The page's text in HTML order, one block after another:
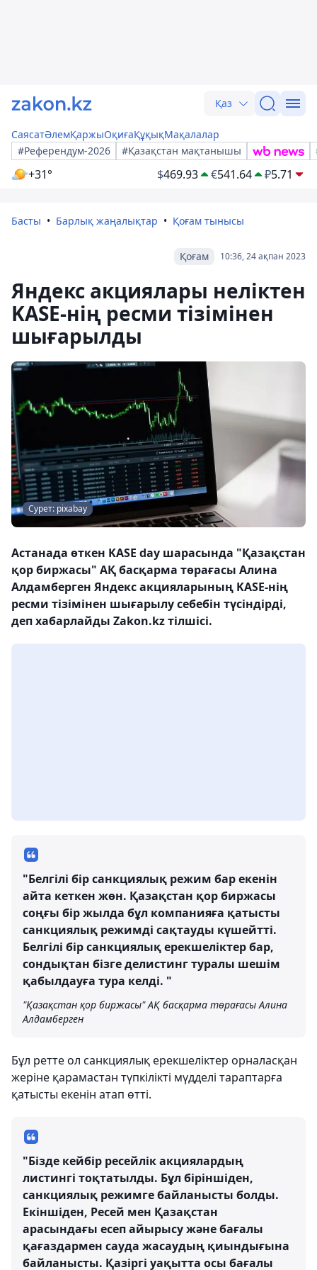
Қаз
СаясатӘлемҚаржыОқиғаҚұқықМақалалар
#Референдум-2026
#Қазақстан мақтанышы
+31° $469.93 €541.64 ₽5.71
Басты Барлық жаңалықтар Қоғам тынысы
10:36, 24 ақпан 2023
Қоғам
Яндекс акциялары неліктен
KASE-нің ресми тізімінен
шығарылды
Сурет: pixabay
Астанада өткен KASE day шарасында "Қазақстан
қор биржасы" АҚ басқарма төрағасы Алина
Алдамберген Яндекс акцияларының KASE-нің
ресми тізімінен шығарылу себебін түсіндірді,
деп хабарлайды Zakon.kz тілшісі.
"Белгілі бір санкциялық режим бар екенін
айта кеткен жөн. Қазақстан қор биржасы
соңғы бір жылда бұл компанияға қатысты
санкциялық режимді сақтауды күшейтті.
Белгілі бір санкциялық ерекшеліктер бар,
сондықтан бізге делистинг туралы шешім
қабылдауға тура келді. "
"Қазақстан қор биржасы" АҚ басқарма төрағасы Алина
Алдамберген
Бұл ретте ол санкциялық ерекшеліктер орналасқан
жеріне қарамастан түпкілікті мүдделі тараптарға
қатысты екенін атап өтті.
"Бізде кейбір ресейлік акциялардың
листингі тоқтатылды. Бұл біріншіден,
санкциялық режимге байланысты болды.
Екіншіден, Ресей мен Қазақстан
арасындағы есеп айырысу және бағалы
қағаздармен сауда жасаудың қиындығына
байланысты. Қазіргі уақытта осы бағалы